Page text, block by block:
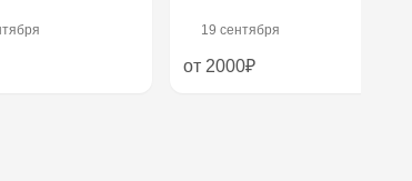
19 сентября
от 2000₽